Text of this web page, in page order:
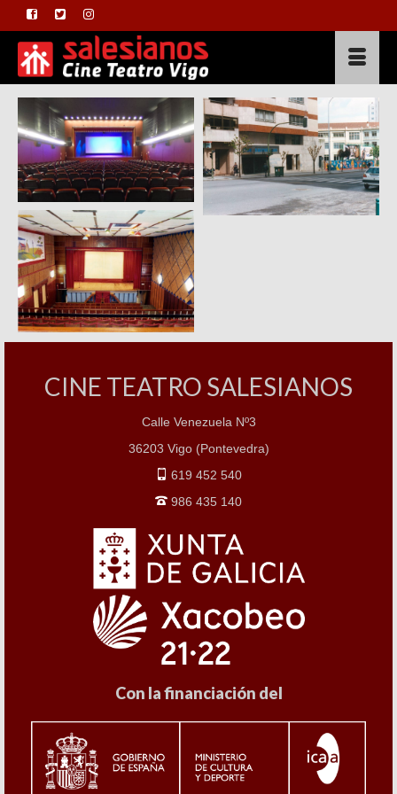
Sala actualidad
CINE TEATRO SALESIANOS
Calle Venezuela Nº3
36203 Vigo (Pontevedra)
619 452 540
986 435 140
Con la financiación del